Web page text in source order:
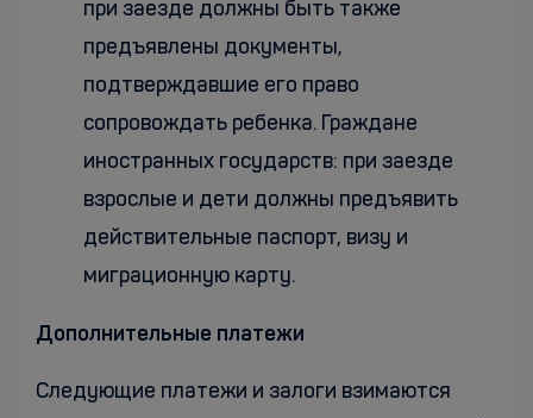
при заезде должны быть также
предъявлены документы,
подтверждавшие его право
сопровождать ребенка. Граждане
иностранных государств: при заезде
взрослые и дети должны предъявить
действительные паспорт, визу и
миграционную карту.
Дополнительные платежи
Следующие платежи и залоги взимаются